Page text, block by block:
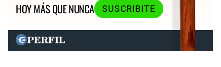
HOY MÁS QUE NUNCA
SUSCRIBITE